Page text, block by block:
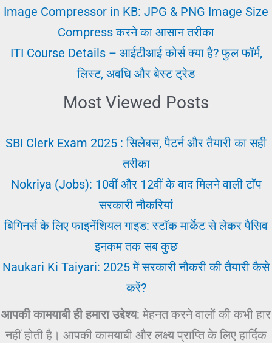
Image Compressor in KB: JPG & PNG Image Size
Compress करने का आसान तरीका
ITI Course Details – आईटीआई कोर्स क्या है? फुल फॉर्म,
लिस्ट, अवधि और बेस्ट ट्रेड
Most Viewed Posts
SBI Clerk Exam 2025 : सिलेबस, पैटर्न और तैयारी का सही
तरीका
Nokriya (Jobs): 10वीं और 12वीं के बाद मिलने वाली टॉप
सरकारी नौकरियां
बिगिनर्स के लिए फाइनेंशियल गाइड: स्टॉक मार्केट से लेकर पैसिव
इनकम तक सब कुछ
Naukari Ki Taiyari: 2025 में सरकारी नौकरी की तैयारी कैसे
करें?
आपकी कामयाबी ही हमारा उद्देश्य: मेहनत करने वालों की कभी हार
नहीं होती है। आपकी कामयाबी और लक्ष्य प्राप्ति के लिए हार्दिक